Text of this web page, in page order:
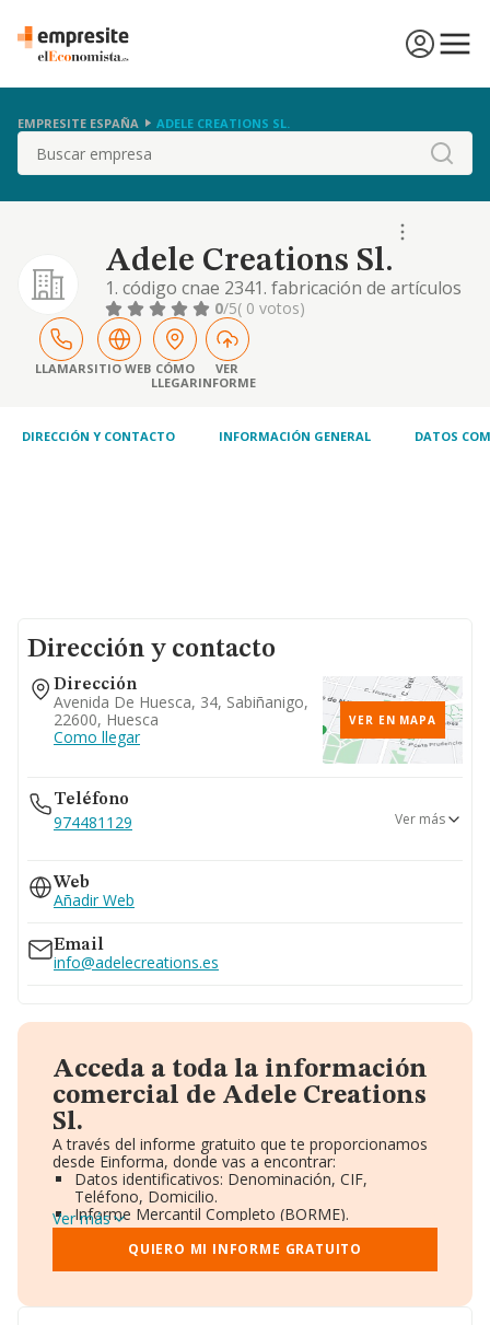
EMPRESITE ESPAÑA ADELE CREATIONS SL.
Buscar
Adele Creations Sl.
1. código cnae 2341. fabricación de artículos
cerámicos de uso doméstico y ornamental. 2.
código cnae 2349. fabricación de otros
productos cerámicos 3. código cnae 4649.
comercio al por mayor de otros artículos de
uso doméstico 4. el comercio al por mayor de
0/5( 0 votos)
LLAMARSITIO WEB CÓMO
LLEGAR
VER
INFORME
DIRECCIÓN Y CONTACTO INFORMACIÓN GENERAL DATOS
Dirección y contacto
Dirección
Avenida De Huesca, 34, Sabiñanigo,
22600, Huesca
Como llegar
VER EN MAPA
Teléfono
974481129
618...
Ver teléfono 618...
Ver más
Web
Añadir Web
Email
info@adelecreations.es
Acceda a toda la información
comercial de Adele Creations
Sl.
A través del informe gratuito que te proporcionamos
desde Einforma, donde vas a encontrar:
Datos identificativos: Denominación, CIF,
Teléfono, Domicilio.
Informe Mercantil Completo (BORME).
Gráficos de Evolución Ventas y Empleados.
Consejo de Administración y Administradores.
Directivos y Ejecutivos.
Ver más
QUIERO MI INFORME GRATUITO